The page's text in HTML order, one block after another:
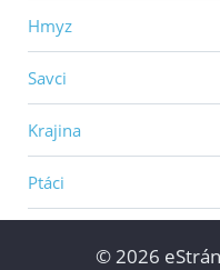
Hmyz
Savci
Krajina
Ptáci
© 2026